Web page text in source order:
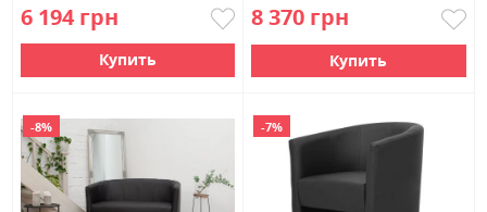
6 194 грн
Купить
8 370 грн
Купить
-8% -7%